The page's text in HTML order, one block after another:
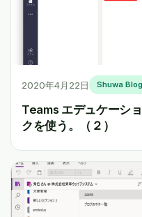
2020年4月22日 Shuwa Blog
Teams エデュケーシ
クを使う。（２）